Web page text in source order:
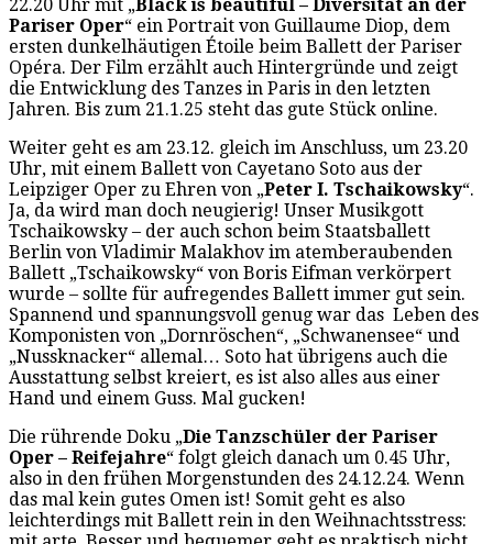
22.20 Uhr mit „Black is beautiful – Diversität an der
Pariser Oper“ ein Portrait von Guillaume Diop, dem
ersten dunkelhäutigen Étoile beim Ballett der Pariser
Opéra. Der Film erzählt auch Hintergründe und zeigt
die Entwicklung des Tanzes in Paris in den letzten
Jahren. Bis zum 21.1.25 steht das gute Stück online.
Weiter geht es am 23.12. gleich im Anschluss, um 23.20
Uhr, mit einem Ballett von Cayetano Soto aus der
Leipziger Oper zu Ehren von „Peter I. Tschaikowsky“.
Ja, da wird man doch neugierig! Unser Musikgott
Tschaikowsky – der auch schon beim Staatsballett
Berlin von Vladimir Malakhov im atemberaubenden
Ballett „Tschaikowsky“ von Boris Eifman verkörpert
wurde – sollte für aufregendes Ballett immer gut sein.
Spannend und spannungsvoll genug war das Leben des
Komponisten von „Dornröschen“, „Schwanensee“ und
„Nussknacker“ allemal… Soto hat übrigens auch die
Ausstattung selbst kreiert, es ist also alles aus einer
Hand und einem Guss. Mal gucken!
Die rührende Doku „Die Tanzschüler der Pariser
Oper – Reifejahre“ folgt gleich danach um 0.45 Uhr,
also in den frühen Morgenstunden des 24.12.24. Wenn
das mal kein gutes Omen ist! Somit geht es also
leichterdings mit Ballett rein in den Weihnachtsstress: